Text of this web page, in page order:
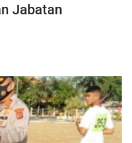
Jabatan